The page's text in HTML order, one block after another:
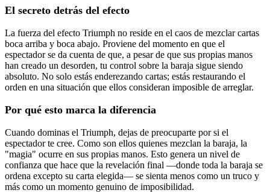
El secreto detrás del efecto
La fuerza del efecto Triumph no reside en el caos de mezclar cartas
boca arriba y boca abajo. Proviene del momento en que el
espectador se da cuenta de que, a pesar de que sus propias manos
han creado un desorden, tu control sobre la baraja sigue siendo
absoluto. No solo estás enderezando cartas; estás restaurando el
orden en una situación que ellos consideran imposible de arreglar.
Por qué esto marca la diferencia
Cuando dominas el Triumph, dejas de preocuparte por si el
espectador te cree. Como son ellos quienes mezclan la baraja, la
"magia" ocurre en sus propias manos. Esto genera un nivel de
confianza que hace que la revelación final —donde toda la baraja se
ordena excepto su carta elegida— se sienta menos como un truco y
más como un momento genuino de imposibilidad.